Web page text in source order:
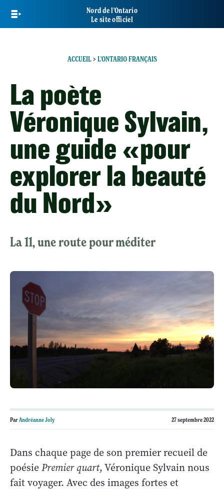
main
Nord de l'Ontario
Le site officiel
ACCUEIL> L'ONTARIO FRANÇAIS
La poète
Véronique Sylvain,
une guide «pour
explorer la beauté
du Nord»
La 11, une route pour méditer
ParAndréanne Joly 27 septembre 2022
Dans chaque page de son premier recueil de
poésiePremier quart, Véronique Sylvain nous
fait voyager. Avec des images fortes et